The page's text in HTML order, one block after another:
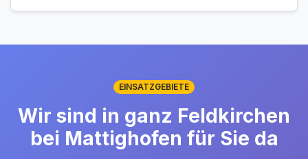
EINSATZGEBIETE
Wir sind in ganz Feldkirchen
bei Mattighofen für Sie da